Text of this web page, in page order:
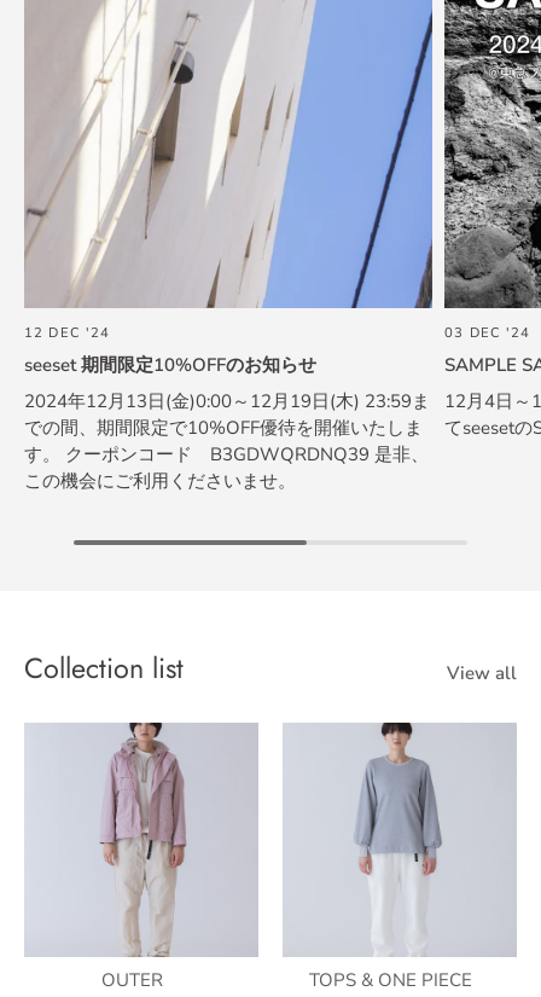
12 DEC '24
seeset 期間限定10%OFFのお知らせ
2024年12月13日(金)0:00～12月19日(木) 23:59ま
での間、期間限定で10%OFF優待を開催いたしま
す。 クーポンコード B3GDWQRDNQ39 是非、
この機会にご利用くださいませ。
03 DEC '24
SAMPLE
12月4日～
てseesetの
Collection list View all
OUTER TOPS & ONE PIECE